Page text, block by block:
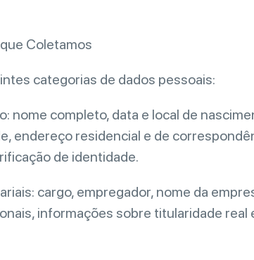
Coletamos
categorias de dados pessoais:
nome completo, data e local de
endereço residencial e de
de identidade.
cargo, empregador, nome da
informações sobre titularidade